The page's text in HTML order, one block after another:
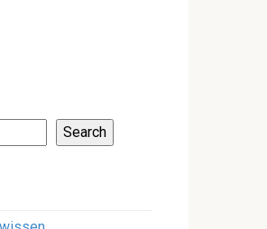
Search